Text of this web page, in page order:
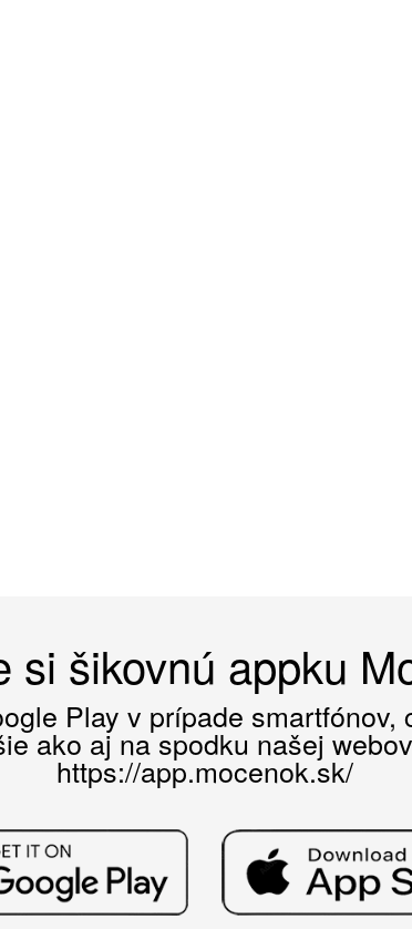
šikovnú appku
Play v prípade smartfónov,
ako aj na spodku našej
https://app.mocenok.sk/